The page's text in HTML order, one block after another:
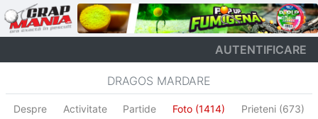
AUTENTIFICARE
DRAGOS MARDARE
Despre Activitate Partide Foto (1414) Prieteni (673)